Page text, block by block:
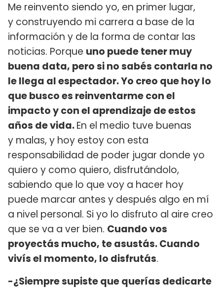
Me reinvento siendo yo, en primer lugar,
y construyendo mi carrera a base de la
información y de la forma de contar las
noticias. Porque uno puede tener muy
buena data, pero si no sabés contarla no
le llega al espectador. Yo creo que hoy lo
que busco es reinventarme con el
impacto y con el aprendizaje de estos
años de vida.En el medio tuve buenas
y malas, y hoy estoy con esta
responsabilidad de poder jugar donde yo
quiero y como quiero, disfrutándolo,
sabiendo que lo que voy a hacer hoy
puede marcar antes y después algo en mí
a nivel personal. Si yo lo disfruto al aire creo
que se va a ver bien. Cuando vos
proyectás mucho, te asustás. Cuando
vivís el momento, lo disfrutás.
-¿Siempre supiste que querías dedicarte